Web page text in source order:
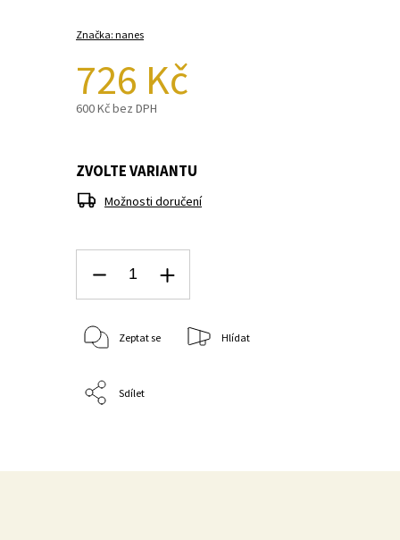
Značka: nanes
726 Kč
600 Kč bez DPH
ZVOLTE VARIANTU
Možnosti doručení
Zeptat se Hlídat
Sdílet